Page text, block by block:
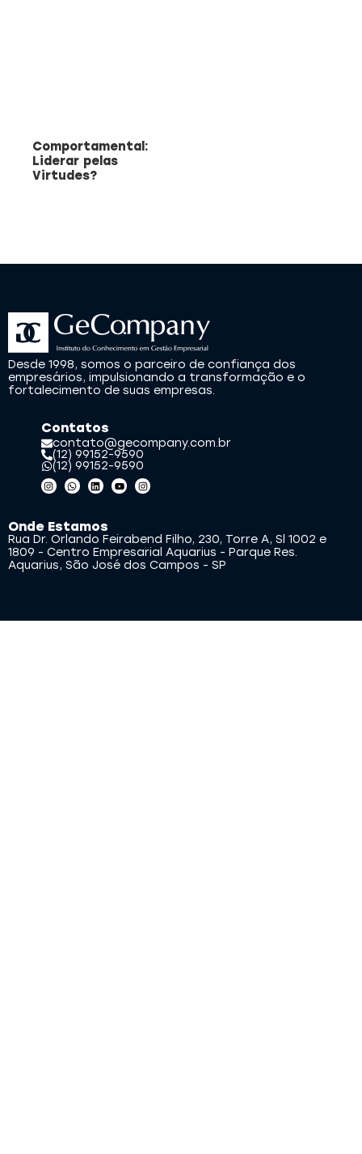
Comportamental:
Liderar pelas
Virtudes?
Desde 1998, somos o parceiro de confiança dos
empresários, impulsionando a transformação e o
fortalecimento de suas empresas.
Contatos
contato@gecompany.com.br
(12) 99152-9590
(12) 99152-9590
Onde Estamos
Rua Dr. Orlando Feirabend Filho, 230, Torre A, Sl 1002 e
1809 - Centro Empresarial Aquarius - Parque Res.
Aquarius, São José dos Campos - SP